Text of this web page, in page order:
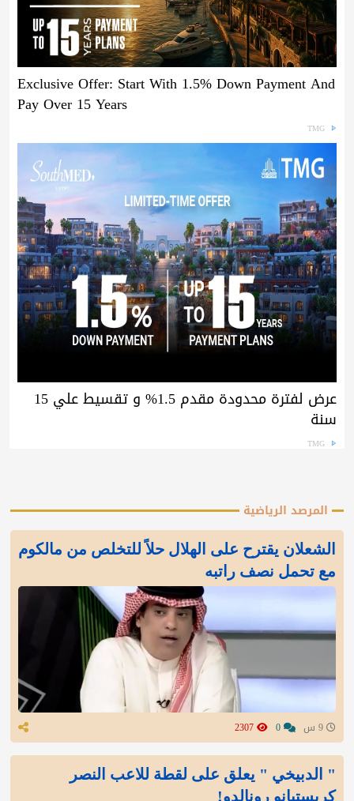
Exclusive Offer: Start With 1.5% Down Payment And
Pay Over 15 Years
TMG
عرض لفترة محدودة مقدم 1.5% و تقسيط علي 15
سنة
TMG
المرصد الرياضية
الشعلان يقترح على الهلال حلاً للتخلص من مالكوم
مع تحمل نصف راتبه
" الدبيخي " يعلق على لقطة للاعب النصر
كريستيانو رونالدو!